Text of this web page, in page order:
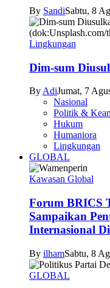
By SandiSabtu, 8
Lingkungan
Dim-sum
By AdiJumat, 7
Nasional
Politik &
Hukum
Humaniora
Lingkungan
GLOBAL
Kawasan Global
Forum BRICS
Sampaikan
Internasional
By ilhamSabtu, 8
GLOBAL